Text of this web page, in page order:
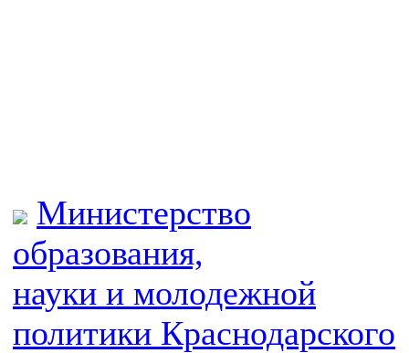
Министерство
образования,
науки и молодежной
политики Краснодарского